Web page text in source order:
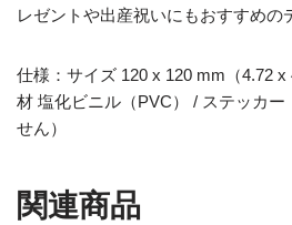
レゼントや出産祝いにもおすすめの
仕様：サイズ 120 x 120 mm（4.72
材 塩化ビニル（PVC） / ステッカー
せん）
関連商品